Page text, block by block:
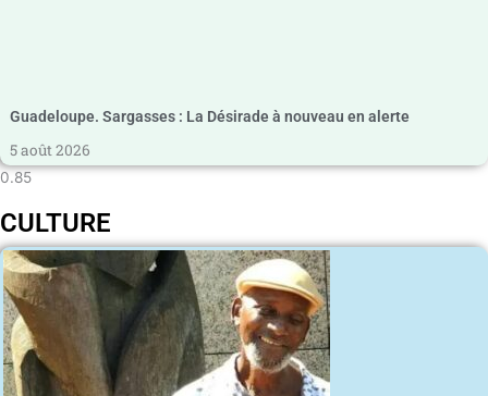
Guadeloupe. Sargasses : La Désirade à nouveau en alerte
5 août 2026
CULTURE